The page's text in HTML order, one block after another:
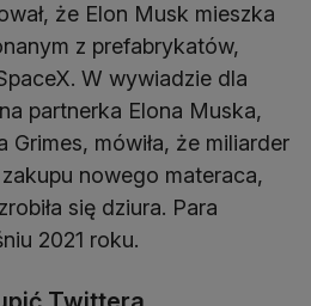
że Elon Musk mieszka
z prefabrykatów,
W wywiadzie dla
partnerka Elona Muska,
mówiła, że miliarder
nowego materaca,
się dziura. Para
2021 roku.